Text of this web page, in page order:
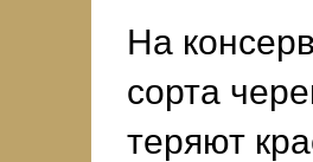
На
сорта
теряют